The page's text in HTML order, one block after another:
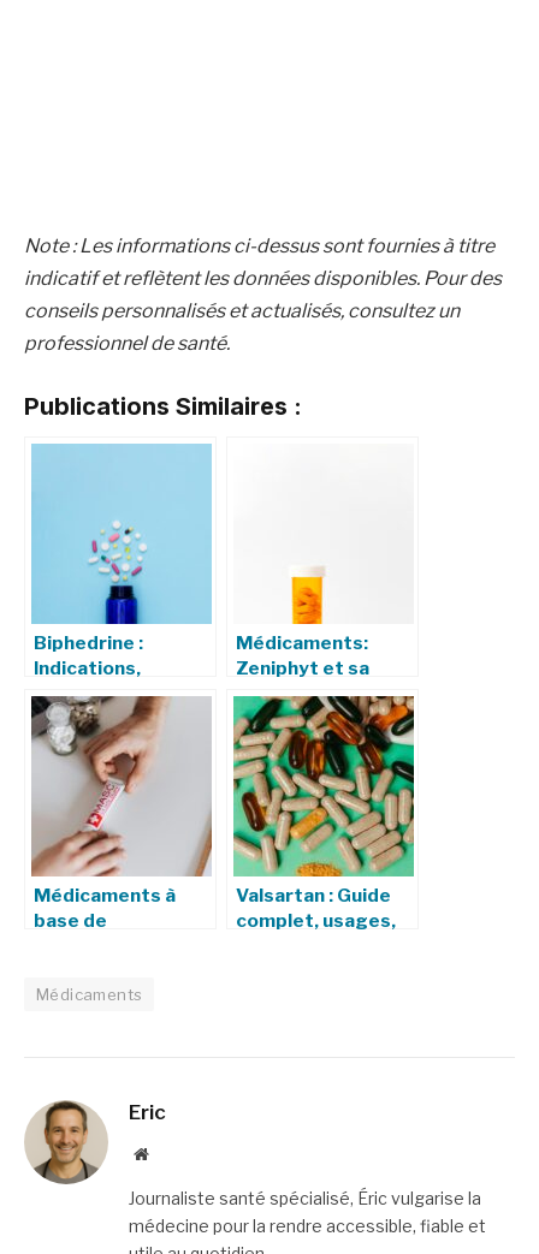
Note : Les informations ci-dessus sont fournies à titre
indicatif et reflètent les données disponibles. Pour des
conseils personnalisés et actualisés, consultez un
professionnel de santé.
Publications Similaires :
Biphedrine :
Indications,
Composition,
Types et
Précautions
Médicaments:
Zeniphyt et sa
Composition
Médicaments à
base de
et Utilisation
Valsartan : Guide
complet, usages,
Médicaments
Eric
Website
Journaliste santé spécialisé, Éric vulgarise la
médecine pour la rendre accessible, fiable et